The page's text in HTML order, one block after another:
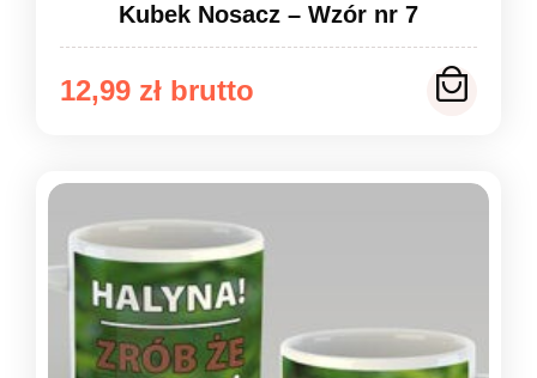
Kubek Nosacz – Wzór nr 7
12,99 zł